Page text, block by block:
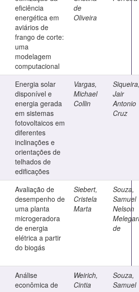
eficiência
energética em
aviários de
frango de corte:
uma
modelagem
computacional
de
Oliveira
Energia solar
disponível e
energia gerada
em sistemas
fotovoltaicos em
diferentes
inclinações e
orientações de
telhados de
edificações
Vargas,
Michael
Collin
Jair
Antonio
Cruz
Avaliação de
desempenho de
uma planta
microgeradora
de energia
elétrica a partir
do biogás
Siebert,
Cristela
Marta
Souza,
Samuel
Nelson
Melegari
de
Análise
econômica de
Weirich,
Cintia
Souza,
Samuel